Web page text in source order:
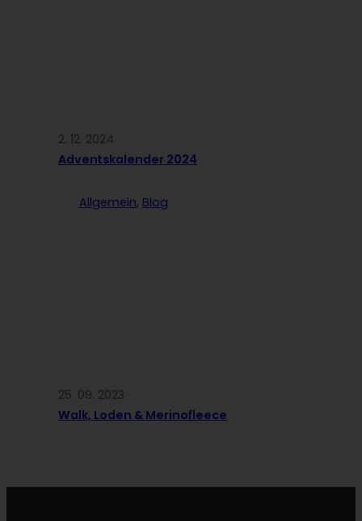
2. 12. 2024
Adventskalender 2024
Allgemein, Blog
25. 09. 2023
Walk, Loden & Merinofleece